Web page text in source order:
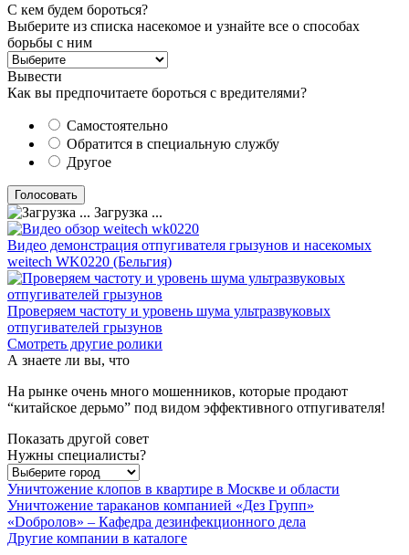
С кем будем бороться?
Выберите из списка насекомое и узнайте все о способах
борьбы с ним
Вывести
Как вы предпочитаете бороться с вредителями?
Самостоятельно
Обратится в специальную службу
Другое
Загрузка ...
Видео демонстрация отпугивателя грызунов и насекомых
weitech WK0220 (Бельгия)
Проверяем частоту и уровень шума ультразвуковых
отпугивателей грызунов
Смотреть другие ролики
А знаете ли вы, что
На рынке очень много мошенников, которые продают
“китайское дерьмо” под видом эффективного отпугивателя!
Показать другой совет
Нужны специалисты?
Уничтожение клопов в квартире в Москве и области
Уничтожение тараканов компанией «Дез Групп»
«Dобролов» – Кафедра дезинфекционного дела
Другие компании в каталоге